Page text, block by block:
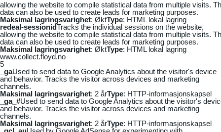
allowing the website to compile statistical data from multiple visits.
data can also be used to create leads for marketing purposes.
Maksimal lagringsvarighet: ØktType: HTML lokal lagring
redeal-sessionidTracks the individual sessions on the website,
allowing the website to compile statistical data from multiple visits.
data can also be used to create leads for marketing purposes.
Maksimal lagringsvarighet: ØktType: HTML lokal lagring
www.collect.floyd.no
5
_gaUsed to send data to Google Analytics about the visitor's device
and behavior. Tracks the visitor across devices and marketing
channels.
Maksimal lagringsvarighet: 2 årType: HTTP-informasjonskapsel
_ga_#Used to send data to Google Analytics about the visitor's
and behavior. Tracks the visitor across devices and marketing
channels.
Maksimal lagringsvarighet: 2 årType: HTTP-informasjonskapsel